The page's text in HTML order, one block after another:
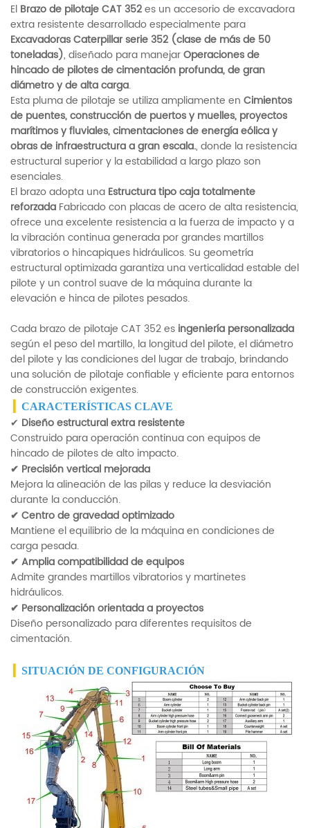
El Brazo de pilotaje CAT 352es un accesorio de excavadora
extra resistente desarrollado especialmente para
Excavadoras Caterpillar serie 352 (clase de más de 50
toneladas), diseñado para manejarOperaciones de
hincado de pilotes de cimentación profunda, de gran
diámetro y de alta carga.
Esta pluma de pilotaje se utiliza ampliamente en Cimientos
de puentes, construcción de puertos y muelles, proyectos
marítimos y fluviales, cimentaciones de energía eólica y
obras de infraestructura a gran escala., donde la resistencia
estructural superior y la estabilidad a largo plazo son
esenciales.
El brazo adopta una Estructura tipo caja totalmente
reforzada Fabricado con placas de acero de alta resistencia,
ofrece una excelente resistencia a la fuerza de impacto y a
la vibración continua generada por grandes martillos
vibratorios o hincapiques hidráulicos. Su geometría
estructural optimizada garantiza una verticalidad estable del
pilote y un control suave de la máquina durante la
elevación e hinca de pilotes pesados.
Cada brazo de pilotaje CAT 352 es ingeniería personalizada
según el peso del martillo, la longitud del pilote, el diámetro
del pilote y las condiciones del lugar de trabajo, brindando
una solución de pilotaje confiable y eficiente para entornos
de construcción exigentes.
CARACTERÍSTICAS CLAVE
✔ Diseño estructural extra resistente
Construido para operación continua con equipos de
hincado de pilotes de alto impacto.
✔ Precisión vertical mejorada
Mejora la alineación de las pilas y reduce la desviación
durante la conducción.
✔ Centro de gravedad optimizado
Mantiene el equilibrio de la máquina en condiciones de
carga pesada.
✔ Amplia compatibilidad de equipos
Admite grandes martillos vibratorios y martinetes
hidráulicos.
✔ Personalización orientada a proyectos
Diseño personalizado para diferentes requisitos de
cimentación.
SITUACIÓN DE CONFIGURACIÓN